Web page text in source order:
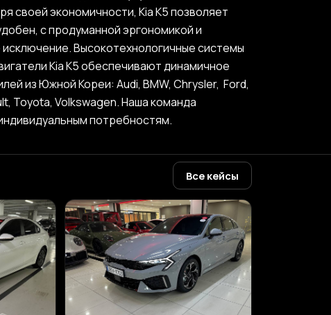
своей экономичности, Kia K5 позволяет
с продуманной эргономикой и
Высокотехнологичные системы
Kia K5 обеспечивают динамичное
из Южной Кореи: Audi, BMW, Chrysler, Ford,
Toyota, Volkswagen. Наша команда
потребностям.
Все кейсы